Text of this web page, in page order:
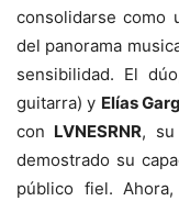
consolidarse como
del panorama
sensibilidad. El
guitarra) y Elías
con LVNESRNR, su
demostrado su
público fiel.